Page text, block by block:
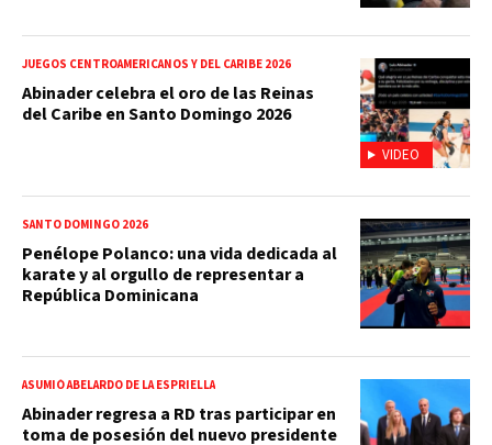
VIDEO
JUEGOS CENTROAMERICANOS Y DEL CARIBE 2026
Abinader celebra el oro de las Reinas
del Caribe en Santo Domingo 2026
SANTO DOMINGO 2026
Penélope Polanco: una vida dedicada al
karate y al orgullo de representar a
República Dominicana
ASUMIÓ ABELARDO DE LA ESPRIELLA
Abinader regresa a RD tras participar en
toma de posesión del nuevo presidente